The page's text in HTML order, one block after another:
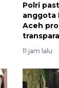
Polri
anggota
Aceh
11 jam lalu